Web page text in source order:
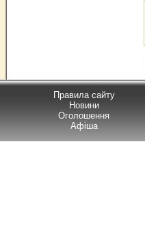
Правила сайту
Новини
Оголошення
Афіша